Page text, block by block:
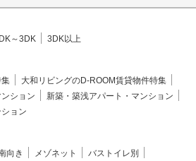
～3DK 3DK以上
大和リビングのD-ROOM賃貸物件特集
ション
新築・築浅アパート・マンション
ョン
向き メゾネット
バストイレ別